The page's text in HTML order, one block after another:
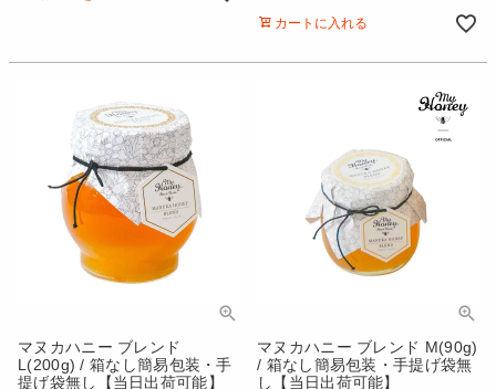
カートに入れる
マヌカハニー ブレンド
L(200g) / 箱なし簡易包装・手
提げ袋無し【当日出荷可能】
マヌカハニー ブレンド M(90g)
/ 箱なし簡易包装・手提げ袋無
し【当日出荷可能】